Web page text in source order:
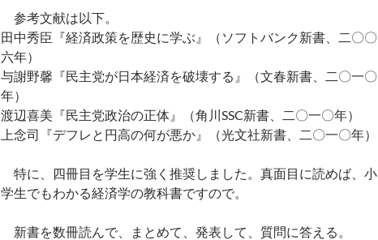
参考文献は以下。
田中秀臣『経済政策を歴史に学ぶ』（ソフトバンク新書、二〇〇
六年）
与謝野馨『民主党が日本経済を破壊する』（文春新書、二〇一〇
年）
渡辺喜美『民主党政治の正体』（角川SSC新書、二〇一〇年）
上念司『デフレと円高の何が悪か』（光文社新書、二〇一〇年）
特に、四冊目を学生に強く推奨しました。真面目に読めば、小
学生でもわかる経済学の教科書ですので。
新書を数冊読んで、まとめて、発表して、質問に答える。